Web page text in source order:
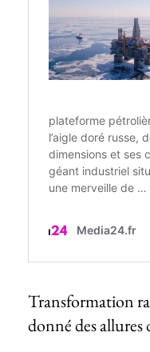
Transformation
donné des allures